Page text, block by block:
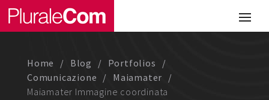
Portfolio
Comunicazione
Home Blog
Portfolios
Comunicazione
Maiamater
Maiamater Immagine coordinata